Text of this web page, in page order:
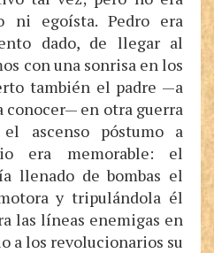
ni egoísta. Pedro era
dado, de llegar al
con una sonrisa en los
también el padre —a
conocer— en otra guerra
ascenso póstumo a
era memorable: el
llenado de bombas el
y tripulándola él
las líneas enemigas en
a los revolucionarios su